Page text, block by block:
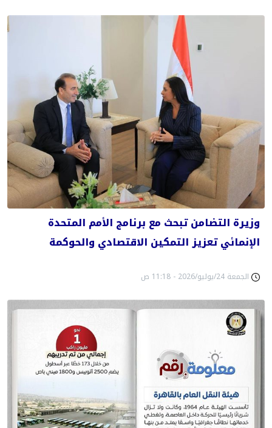
وزيرة التضامن تبحث مع برنامج الأمم المتحدة
الإنمائي تعزيز التمكين الاقتصادي والحوكمة
الجمعة 24/يوليو/2026 - 11:18 ص